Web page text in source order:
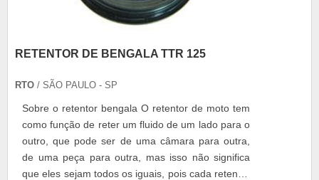
RETENTOR DE BENGALA TTR 125
RTO / SÃO PAULO - SP
Sobre o retentor bengala O retentor de moto tem
como função de reter um fluido de um lado para o
outro, que pode ser de uma câmara para outra,
de uma peça para outra, mas isso não significa
que eles sejam todos os iguais, pois cada retentor